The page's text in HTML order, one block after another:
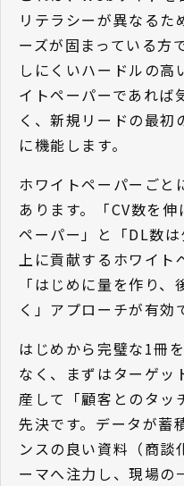
リテラシーが異なるた
ーズが固まっている方
しにくいハードルの高
イトペーパーであれば
く、新規リードの最初
に機能します。
ホワイトペーパーごと
あります。「CV数を
ペーパー」と「DL数
上に貢献するホワイト
「はじめに量を作り
く」アプローチが有効
はじめから完璧な1冊
なく、まずはターゲッ
産して「顧客とのタッ
先決です。データが蓄
ンスの良い資料（商談
ーマへ注力し、現場の